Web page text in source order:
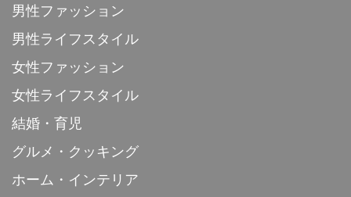
男性ファッション
男性ライフスタイル
女性ファッション
女性ライフスタイル
結婚・育児
グルメ・クッキング
ホーム・インテリア